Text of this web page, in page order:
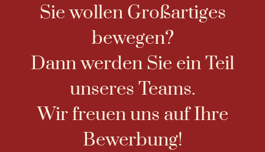
Sie wollen Großartiges
bewegen?
Dann werden Sie ein Teil
unseres Teams.
Wir freuen uns auf Ihre
Bewerbung!